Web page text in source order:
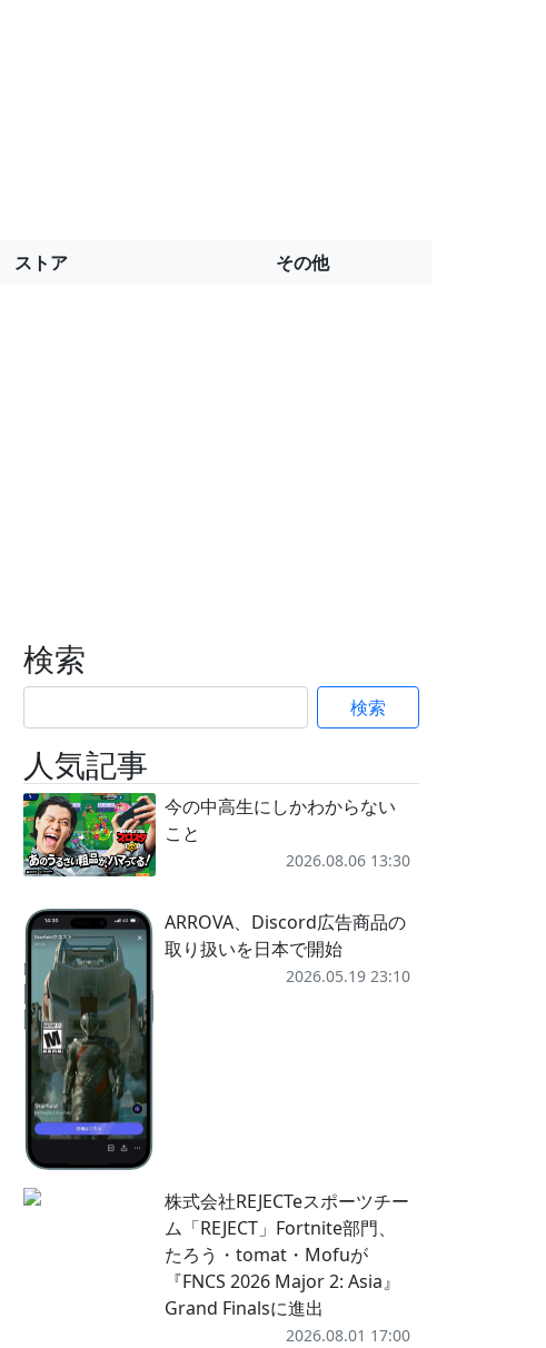
ストア その他
検索
検索
人気記事
今の中高生にしかわからない
こと
2026.08.06 13:30
ARROVA、Discord広告商品の
取り扱いを日本で開始
2026.05.19 23:10
株式会社REJECTeスポーツチー
ム「REJECT」Fortnite部門、
たろう・tomat・Mofuが
『FNCS 2026 Major 2: Asia』
Grand Finalsに進出
2026.08.01 17:00